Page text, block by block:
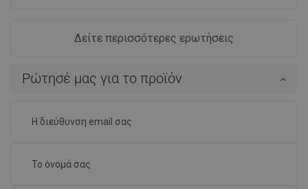
Δείτε περισσότερες ερωτήσεις
Ρώτησέ μας για το προϊόν